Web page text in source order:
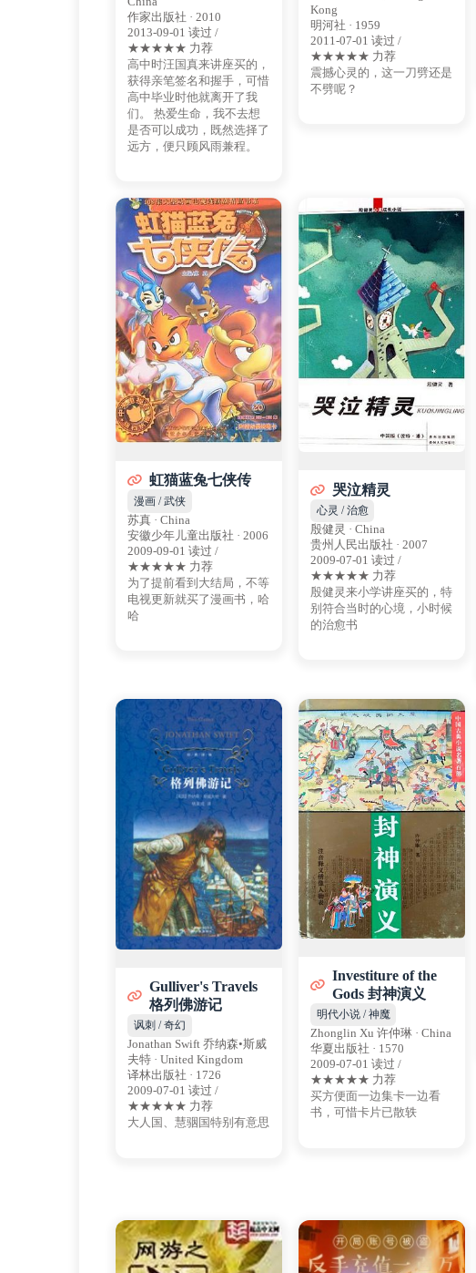
作家出版社 · 2010
2013-09-01 读过 /
★★★★★ 力荐
高中时汪国真来讲座买的，
获得亲笔签名和握手，可惜
高中毕业时他就离开了我
们。 热爱生命，我不去想
是否可以成功，既然选择了
远方，便只顾风雨兼程。
Kong
明河社 · 1959
2011-07-01 读过 /
★★★★★ 力荐
震撼心灵的，这一刀劈还是
不劈呢？
虹猫蓝兔七侠传
漫画 / 武侠
苏真 · China
安徽少年儿童出版社 · 2006
2009-09-01 读过 /
★★★★★ 力荐
为了提前看到大结局，不等
电视更新就买了漫画书，哈
哈
哭泣精灵
心灵 / 治愈
殷健灵 · China
贵州人民出版社 · 2007
2009-07-01 读过 /
★★★★★ 力荐
殷健灵来小学讲座买的，特
别符合当时的心境，小时候
的治愈书
Gulliver's Travels
格列佛游记
讽刺 / 奇幻
Jonathan Swift 乔纳森•斯威
夫特 · United Kingdom
译林出版社 · 1726
2009-07-01 读过 /
★★★★★ 力荐
大人国、慧骃国特别有意思
Investiture of the
Gods 封神演义
明代小说 / 神魔
Zhonglin Xu 许仲琳 · China
华夏出版社 · 1570
2009-07-01 读过 /
★★★★★ 力荐
买方便面一边集卡一边看
书，可惜卡片已散轶